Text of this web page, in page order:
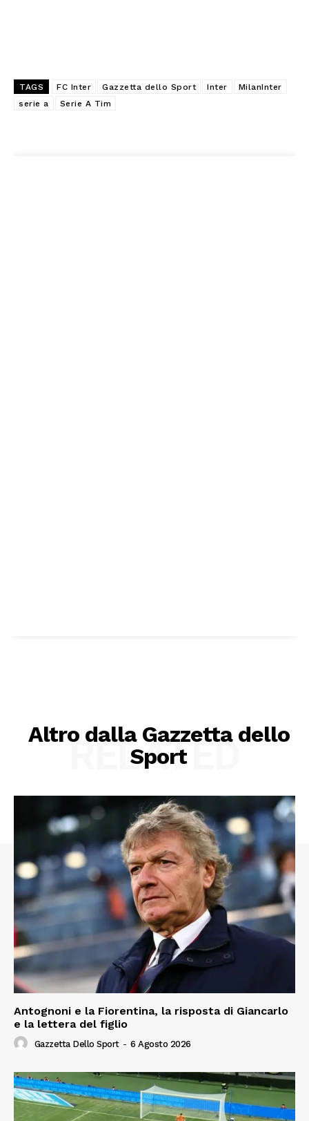
TAGS FC Inter Gazzetta dello Sport Inter
MilanInter
serie a
Serie A Tim
Altro dalla Gazzetta dello
Sport
RELATED
Antognoni e la Fiorentina, la risposta di Giancarlo
e la lettera del figlio
Gazzetta Dello Sport - 6 Agosto 2026